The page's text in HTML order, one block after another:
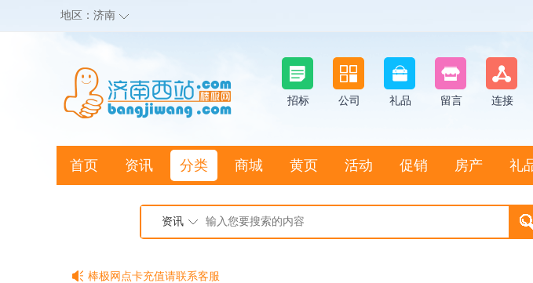
地区： 济南
招标 公司 礼品 留言 连接
首页 资讯 分类 商城 黄页 活动 促销 房产 礼
资讯
棒极网点卡充值请联系客服